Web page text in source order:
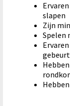
slapen
Zijn
Spelen